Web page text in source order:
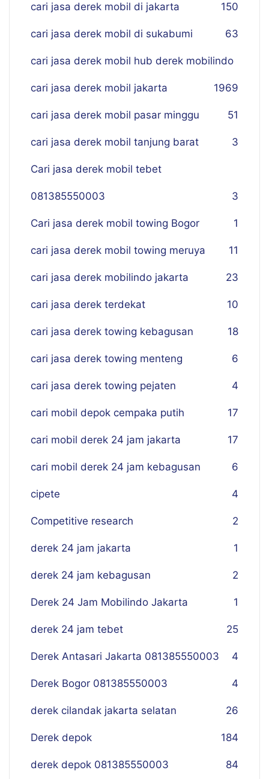
cari jasa derek mobil di jakarta 150
cari jasa derek mobil di sukabumi 63
cari jasa derek mobil hub derek mobilindo
69
cari jasa derek mobil jakarta 19
cari jasa derek mobil pasar minggu 51
cari jasa derek mobil tanjung barat 3
Cari jasa derek mobil tebet
081385550003 3
Cari jasa derek mobil towing Bogor 1
cari jasa derek mobil towing meruya 11
cari jasa derek mobilindo jakarta 23
cari jasa derek terdekat 10
cari jasa derek towing kebagusan 18
cari jasa derek towing menteng 6
cari jasa derek towing pejaten 4
cari mobil depok cempaka putih 17
cari mobil derek 24 jam jakarta 17
cari mobil derek 24 jam kebagusan 6
cipete 4
Competitive research 2
derek 24 jam jakarta 1
derek 24 jam kebagusan 2
Derek 24 Jam Mobilindo Jakarta 1
derek 24 jam tebet 25
Derek Antasari Jakarta 081385550003 4
Derek Bogor 081385550003 4
derek cilandak jakarta selatan 26
Derek depok 184
derek depok 081385550003 84